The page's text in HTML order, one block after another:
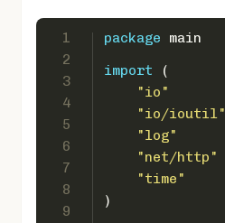
1
2
3
4
5
6
7
8
9
package main
import (
"io"
"io/ioutil"
"log"
"net/http"
"time"
)